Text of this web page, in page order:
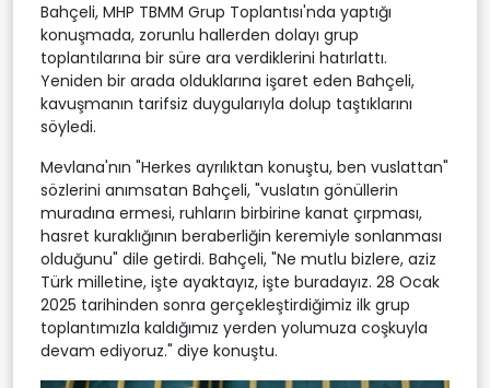
Bahçeli, MHP TBMM Grup Toplantısı'nda yaptığı
konuşmada, zorunlu hallerden dolayı grup
toplantılarına bir süre ara verdiklerini hatırlattı.
Yeniden bir arada olduklarına işaret eden Bahçeli,
kavuşmanın tarifsiz duygularıyla dolup taştıklarını
söyledi.
Mevlana'nın "Herkes ayrılıktan konuştu, ben vuslattan"
sözlerini anımsatan Bahçeli, "vuslatın gönüllerin
muradına ermesi, ruhların birbirine kanat çırpması,
hasret kuraklığının beraberliğin keremiyle sonlanması
olduğunu" dile getirdi. Bahçeli, "Ne mutlu bizlere, aziz
Türk milletine, işte ayaktayız, işte buradayız. 28 Ocak
2025 tarihinden sonra gerçekleştirdiğimiz ilk grup
toplantımızla kaldığımız yerden yolumuza coşkuyla
devam ediyoruz." diye konuştu.